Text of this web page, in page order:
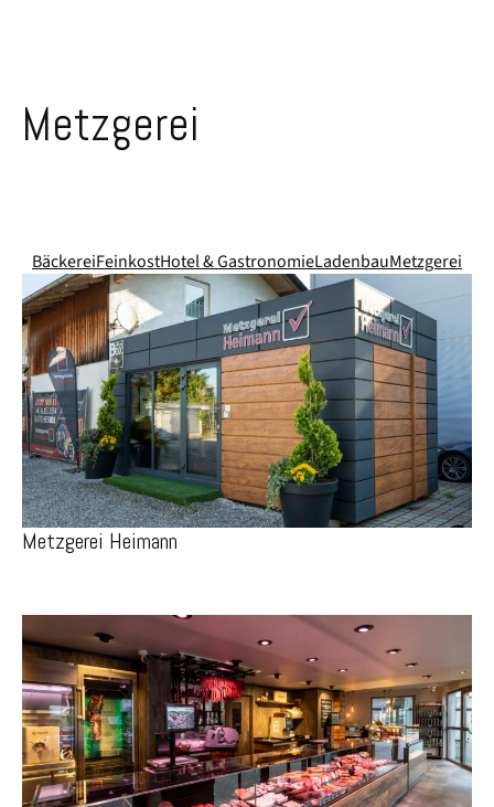
Metzgerei
BäckereiFeinkostHotel & GastronomieLadenbauMetzgerei
Metzgerei Heimann